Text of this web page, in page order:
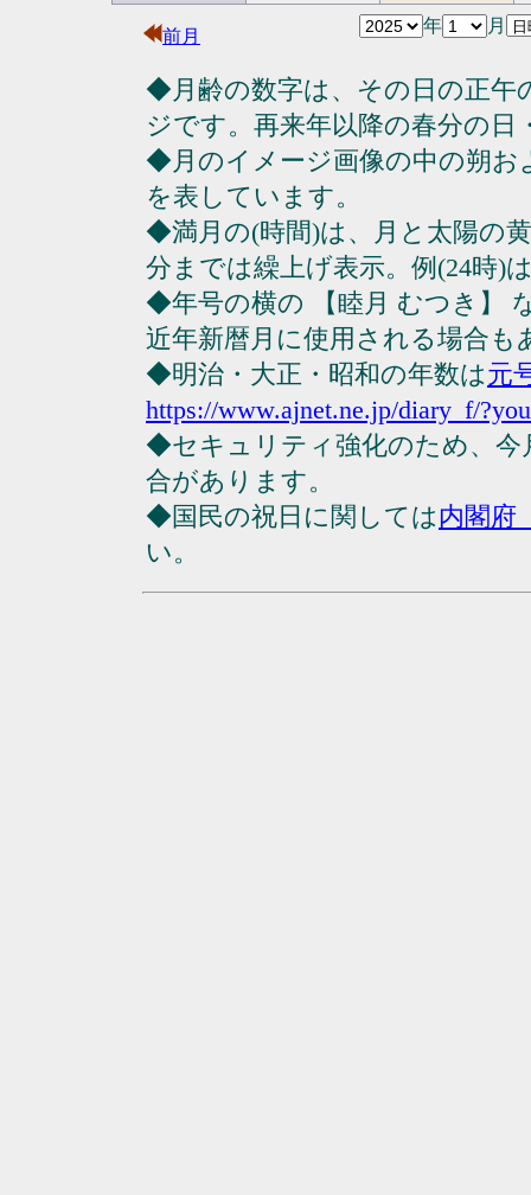
前月
年 月
◆月齢の数字は、その日の正午
ジです。再来年以降の春分の日
◆月のイメージ画像の中の朔
を表しています。
◆満月の(時間)は、月と太陽の
分までは繰上げ表示。例(24時)
◆年号の横の 【睦月 むつき】
近年新暦月に使用される場合も
◆明治・大正・昭和の年数は元
https://www.ajnet.ne.jp/diary_f/
◆セキュリティ強化のため、今
合があります。
◆国民の祝日に関しては内閣府
い。